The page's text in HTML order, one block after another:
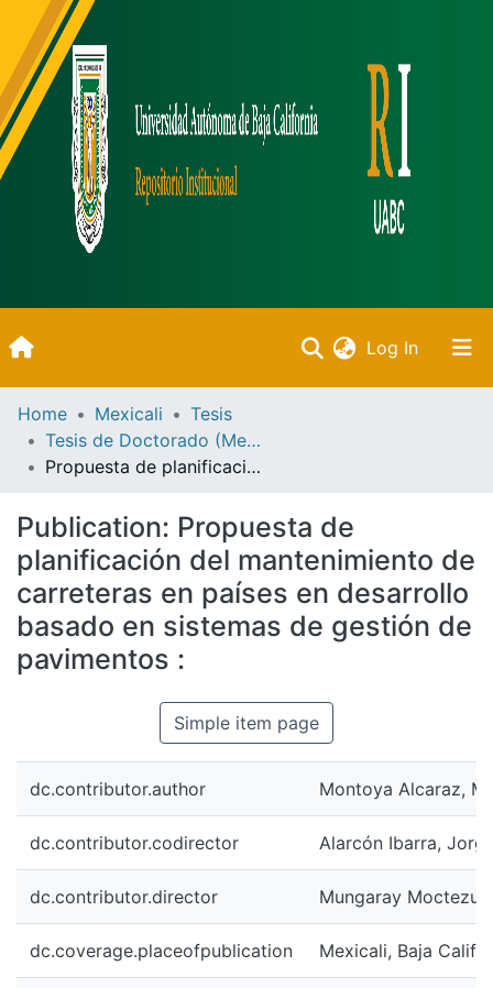
Log In(current)
Inicio
Communities & Collections
Statistics
Bibliotecas
Home Mexicali
Tesis
Tesis de Doctorado (Mexicali)
Propuesta de planificación del mantenimiento de carreteras en países en desarrollo basado en sistemas de gestión de pavimentos :
Publication: Propuesta de
planificación del mantenimiento de
carreteras en países en desarrollo
basado en sistemas de gestión de
pavimentos :
Simple item page
dc.contributor.author Montoya Alcaraz,
dc.contributor.codirector Alarcón Ibarra,
dc.contributor.director Mungaray
dc.coverage.placeofpublication Mexicali, Baja